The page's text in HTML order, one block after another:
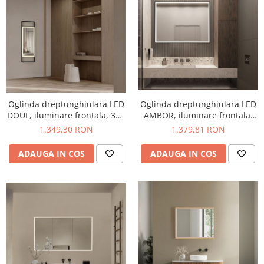
Oglinda dreptunghiulara LED
DOUL, iluminare frontala, 385
lm, IP44, intrerupator touch,
cm - NOVA LUCE
1.349,30 RON
ADAUGA IN COS
Oglinda dreptunghiulara LED
AMBOR, iluminare frontala,
1423 lm, IP44, intrerupator
60*80 cm - NOVA LUCE
1.379,81 RON
ADAUGA IN COS